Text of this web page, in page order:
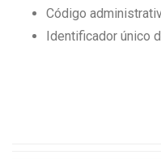
Código
Identificador único